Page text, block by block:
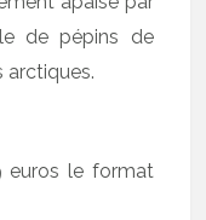
de pépins de
arctiques.
euros le format